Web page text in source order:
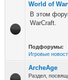
World of
В этом
WarCraft.
Подфорумы:
Игровые
ArcheAge
Раздел,